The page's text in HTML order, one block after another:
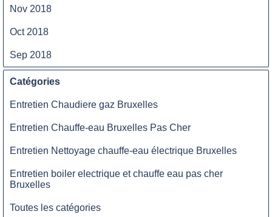
Nov 2018
Oct 2018
Sep 2018
Catégories
Entretien Chaudiere gaz Bruxelles
Entretien Chauffe-eau Bruxelles Pas Cher
Entretien Nettoyage chauffe-eau électrique Bruxelles
Entretien boiler electrique et chauffe eau pas cher
Bruxelles
Toutes les catégories